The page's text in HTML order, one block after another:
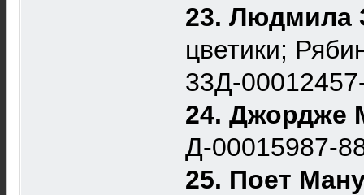
23. Людмила
цветики;
33Д-
24. Джордже
Д-00015987-
25. Поет